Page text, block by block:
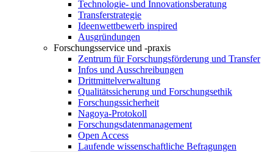
Technologie- und Innovationsberatung
Transferstrategie
Ideenwettbewerb inspired
Ausgründungen
Forschungsservice und -praxis
Zentrum für Forschungsförderung und Transfer
Infos und Ausschreibungen
Drittmittelverwaltung
Qualitätssicherung und Forschungsethik
Forschungssicherheit
Nagoya-Protokoll
Forschungsdatenmanagement
Open Access
Laufende wissenschaftliche Befragungen